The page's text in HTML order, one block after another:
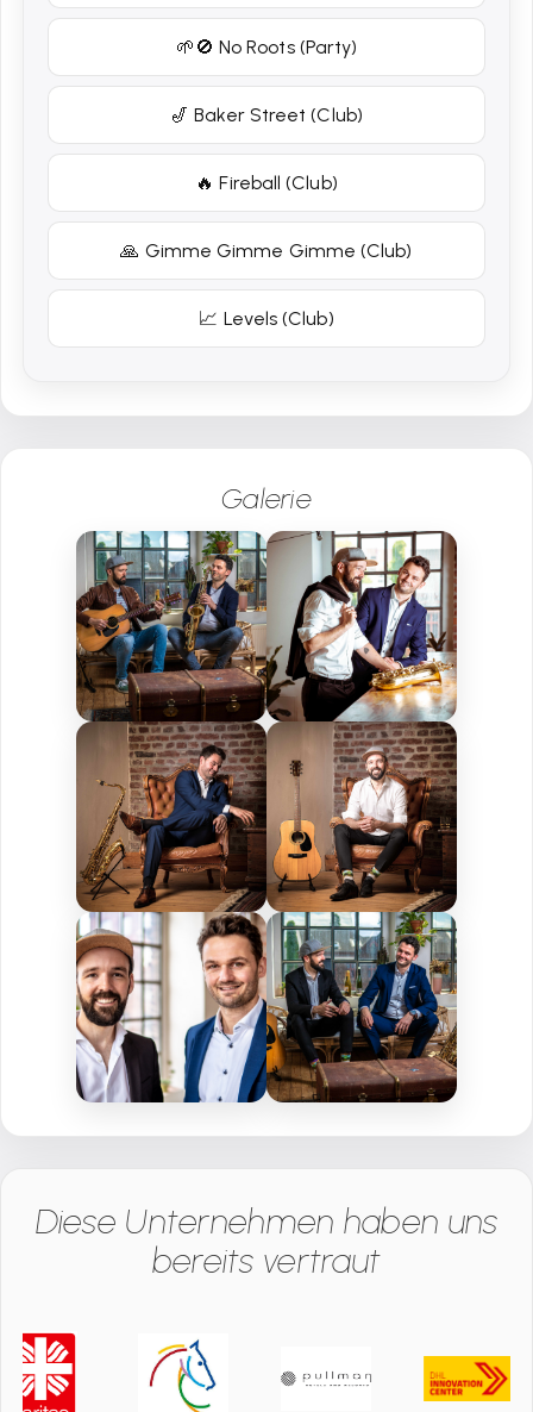
🌱🚫 No Roots (Party)
🎷 Baker Street (Club)
🔥 Fireball (Club)
🙏 Gimme Gimme Gimme (Club)
📈 Levels (Club)
Galerie
Diese Unternehmen haben uns
bereits vertraut